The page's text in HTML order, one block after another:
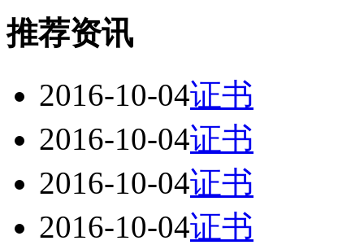
推荐资讯
2016-10-04证书
2016-10-04证书
2016-10-04证书
2016-10-04证书